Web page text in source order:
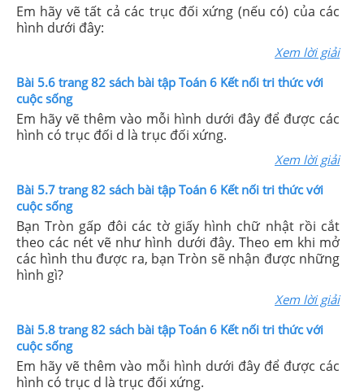
Em hãy vẽ tất cả các trục đối xứng (nếu có) của các
hình dưới đây:
Xem lời giải
Bài 5.6 trang 82 sách bài tập Toán 6 Kết nối tri thức với
cuộc sống
Em hãy vẽ thêm vào mỗi hình dưới đây để được các
hình có trục đối d là trục đối xứng.
Xem lời giải
Bài 5.7 trang 82 sách bài tập Toán 6 Kết nối tri thức với
cuộc sống
Bạn Tròn gấp đôi các tờ giấy hình chữ nhật rồi cắt
theo các nét vẽ như hình dưới đây. Theo em khi mở
các hình thu được ra, bạn Tròn sẽ nhận được những
hình gì?
Xem lời giải
Bài 5.8 trang 82 sách bài tập Toán 6 Kết nối tri thức với
cuộc sống
Em hãy vẽ thêm vào mỗi hình dưới đây để được các
hình có trục d là trục đối xứng.